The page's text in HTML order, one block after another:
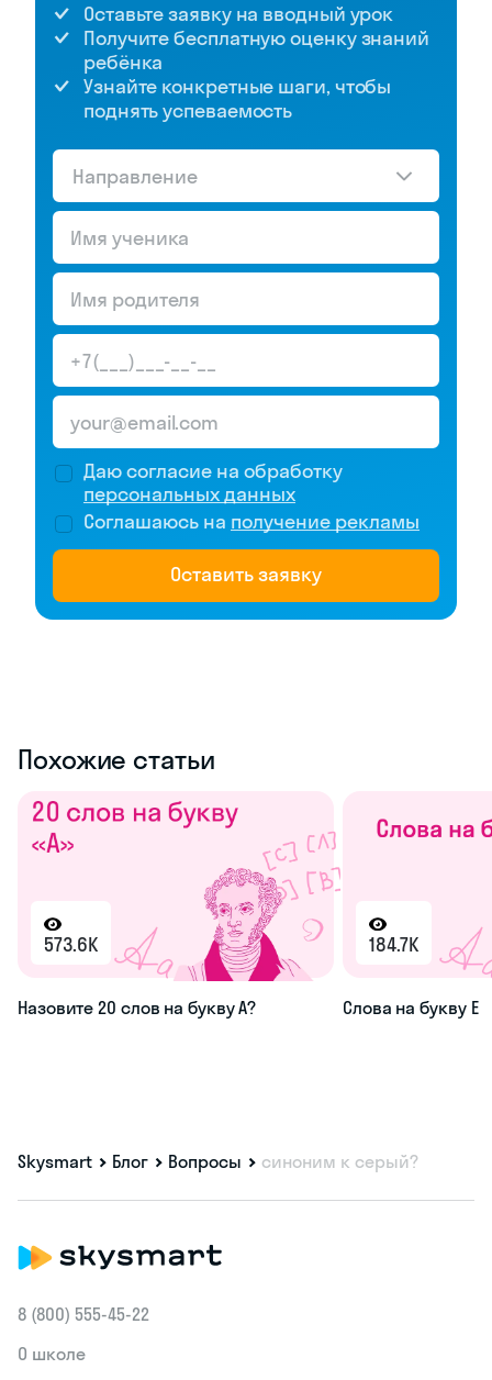
Оставьте заявку на вводный урок
Получите бесплатную оценку знаний
ребёнка
Узнайте конкретные шаги, чтобы
поднять успеваемость
Направление
Даю согласие на обработку
персональных данных
Соглашаюсь на получение рекламы
Оставить заявку
Похожие статьи
573.6K
Назовите 20 слов на букву А?
184.7K
Слова на букву Е
Skysmart Блог Вопросы синоним к серый?
8 (800) 555‑45-22
О школе